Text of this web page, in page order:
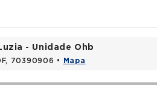
- Unidade Ohb
70390906 • Mapa